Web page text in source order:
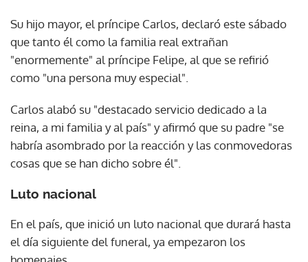
Su hijo mayor, el príncipe Carlos, declaró este sábado
que tanto él como la familia real extrañan
"enormemente" al príncipe Felipe, al que se refirió
como "una persona muy especial".
Carlos alabó su "destacado servicio dedicado a la
reina, a mi familia y al país" y afirmó que su padre "se
habría asombrado por la reacción y las conmovedoras
cosas que se han dicho sobre él".
Luto nacional
En el país, que inició un luto nacional que durará hasta
el día siguiente del funeral, ya empezaron los